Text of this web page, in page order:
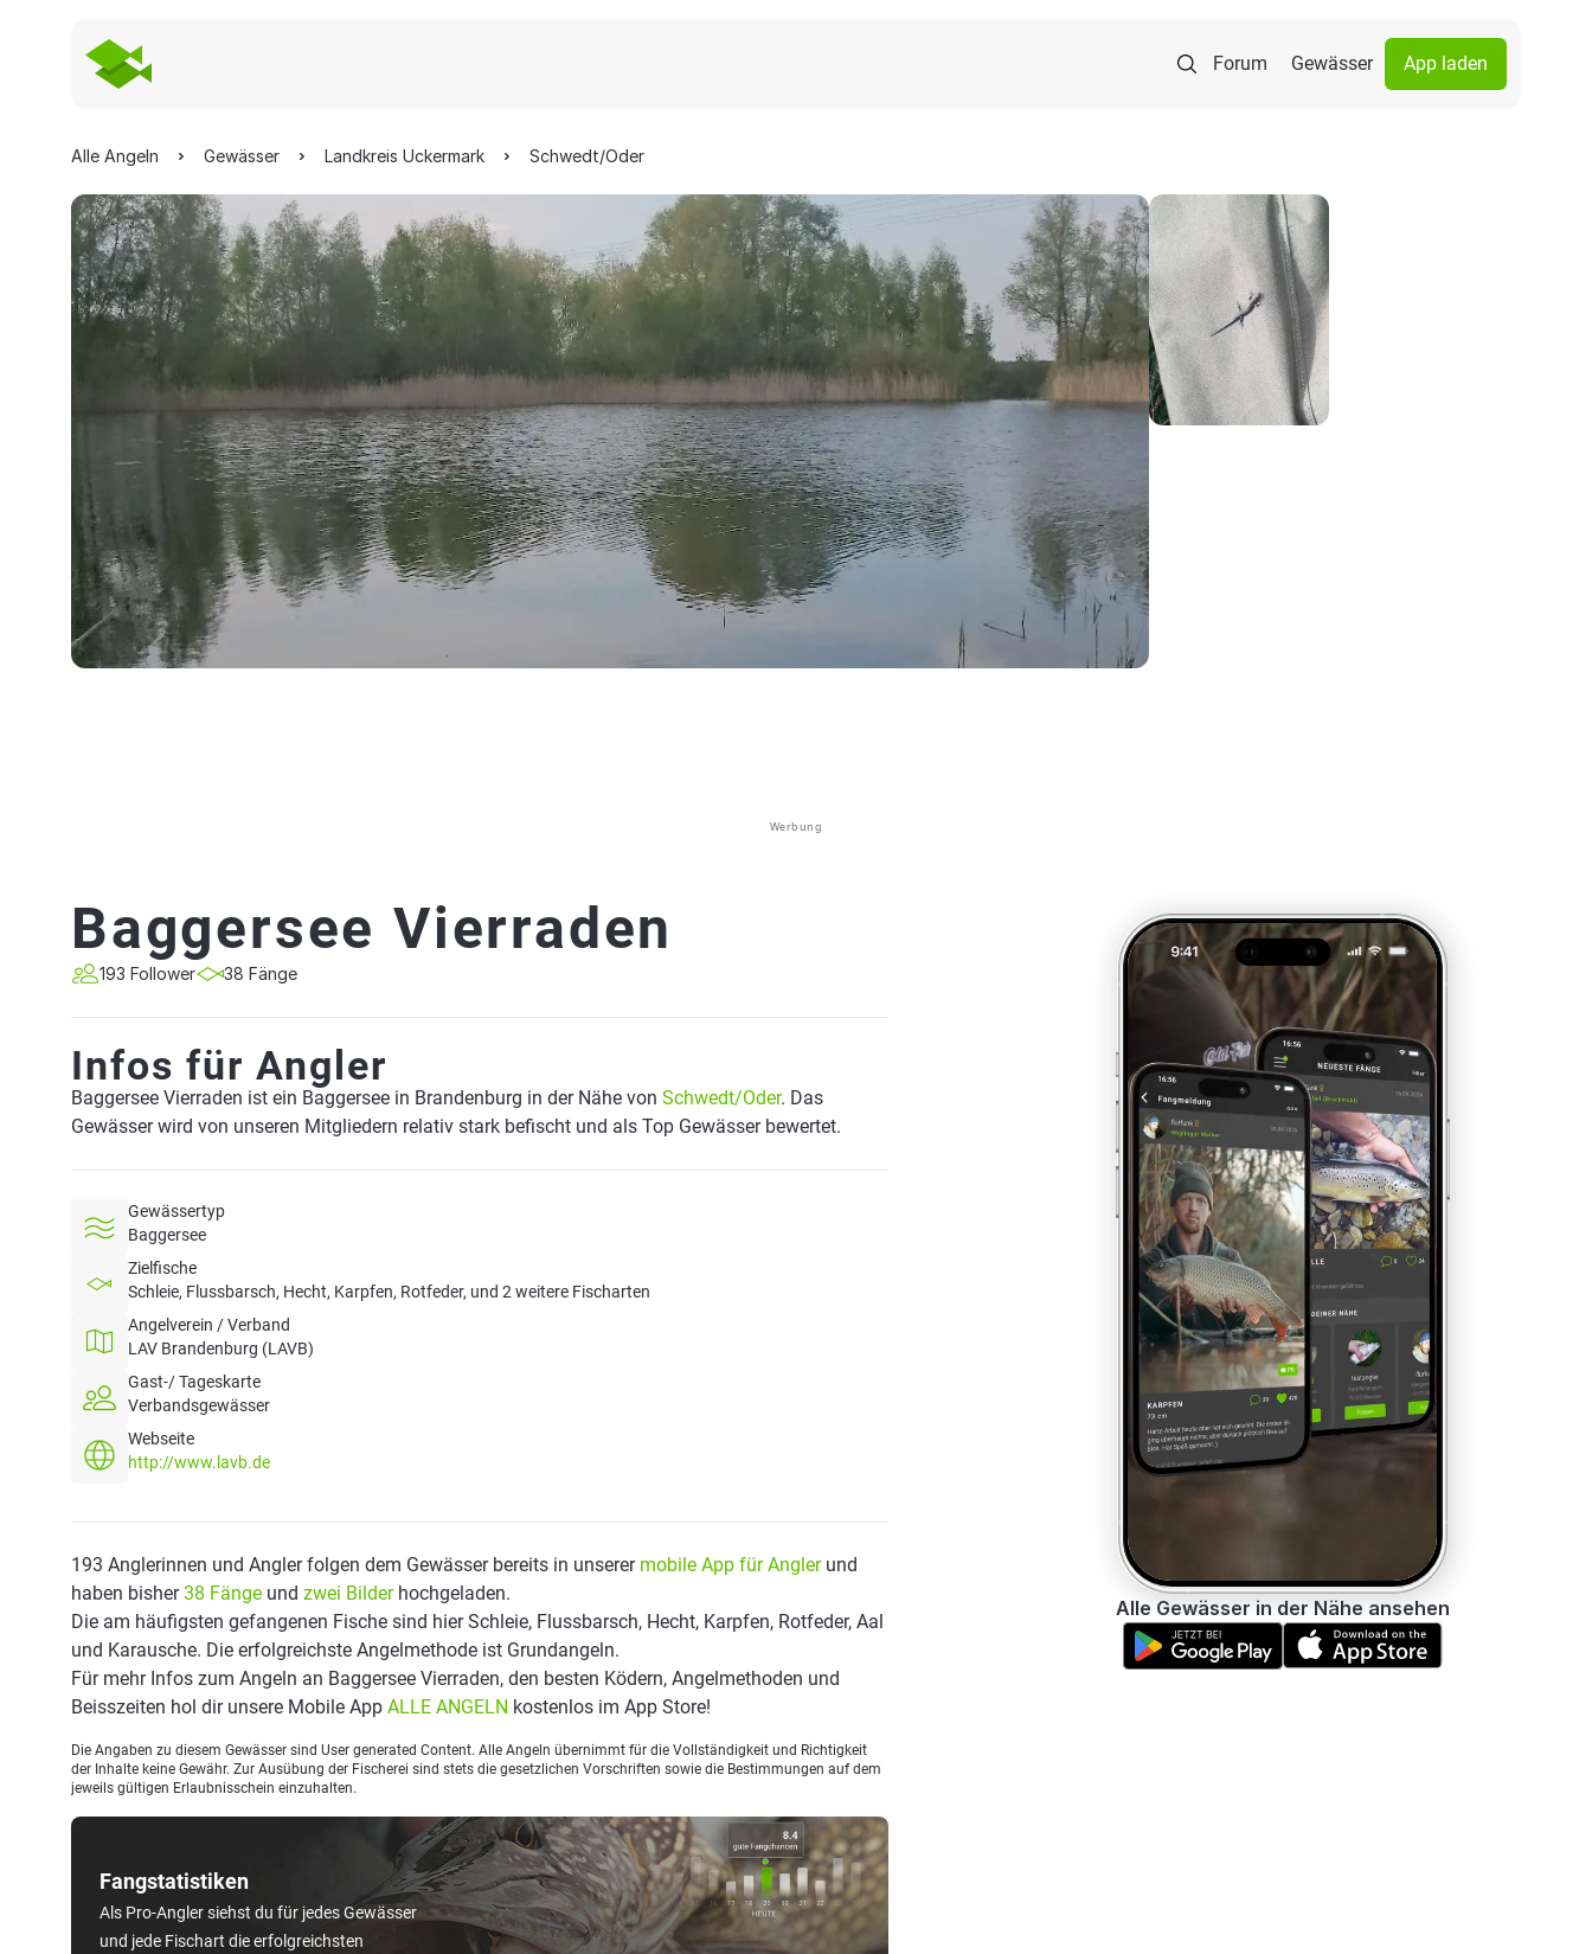
Forum Gewässer App laden
Alle Angeln Gewässer Landkreis Uckermark Schwedt/Oder
Werbung
Baggersee Vierraden
193 Follower 38 Fänge
Infos für Angler
Baggersee Vierraden ist ein Baggersee in Brandenburg in der Nähe von Schwedt/Oder. Das
Gewässer wird von unseren Mitgliedern relativ stark befischt und als Top Gewässer bewertet.
Gewässertyp
Baggersee
Zielfische
Schleie, Flussbarsch, Hecht, Karpfen, Rotfeder, und 2 weitere Fischarten
Angelverein / Verband
LAV Brandenburg (LAVB)
Gast-/ Tageskarte
Verbandsgewässer
Webseite
http://www.lavb.de
Fangstatistiken
Als Pro-Angler siehst du für jedes Gewässer
und jede Fischart die erfolgreichsten
193 Anglerinnen und Angler folgen dem Gewässer bereits in unserer mobile App für Anglerund
haben bisher38 Fänge und zwei Bilderhochgeladen.
Die am häufigsten gefangenen Fische sind hier Schleie, Flussbarsch, Hecht, Karpfen, Rotfeder, Aal
und Karausche. Die erfolgreichste Angelmethode ist Grundangeln.
Für mehr Infos zum Angeln an Baggersee Vierraden, den besten Ködern, Angelmethoden und
Beisszeiten hol dir unsere Mobile App ALLE ANGELN kostenlos im App Store!
Die Angaben zu diesem Gewässer sind User generated Content. Alle Angeln übernimmt für die Vollständigkeit und Richtigkeit
der Inhalte keine Gewähr. Zur Ausübung der Fischerei sind stets die gesetzlichen Vorschriften sowie die Bestimmungen auf dem
jeweils gültigen Erlaubnisschein einzuhalten.
Alle Gewässer in der Nähe ansehen